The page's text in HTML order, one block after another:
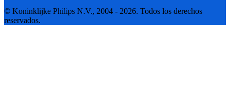
© Koninklijke Philips N.V., 2004 - 2026. Todos los derechos
reservados.